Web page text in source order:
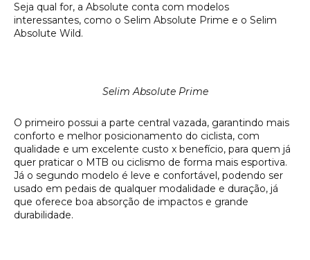
Seja qual for, a Absolute conta com modelos
interessantes, como o Selim Absolute Prime e o Selim
Absolute Wild.
Selim Absolute Prime
O primeiro possui a parte central vazada, garantindo mais
conforto e melhor posicionamento do ciclista, com
qualidade e um excelente custo x benefício, para quem já
quer praticar o MTB ou ciclismo de forma mais esportiva.
Já o segundo modelo é leve e confortável, podendo ser
usado em pedais de qualquer modalidade e duração, já
que oferece boa absorção de impactos e grande
durabilidade.